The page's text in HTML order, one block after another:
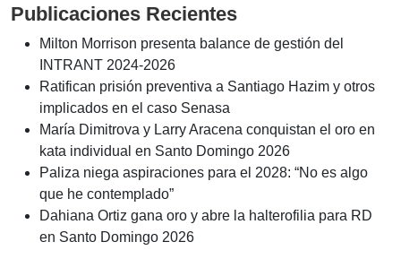
Publicaciones Recientes
Milton Morrison presenta balance de gestión del
INTRANT 2024-2026
Ratifican prisión preventiva a Santiago Hazim y otros
implicados en el caso Senasa
María Dimitrova y Larry Aracena conquistan el oro en
kata individual en Santo Domingo 2026
Paliza niega aspiraciones para el 2028: “No es algo
que he contemplado”
Dahiana Ortiz gana oro y abre la halterofilia para RD
en Santo Domingo 2026